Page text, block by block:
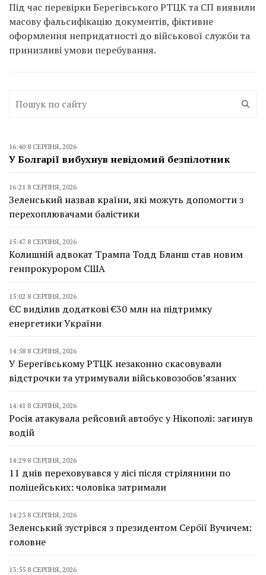
Під час перевірки Берегівського РТЦК та СП виявили
масову фальсифікацію документів, фіктивне
оформлення непридатності до військової служби та
принизливі умови перебування.
16:40 8 СЕРПНЯ, 2026
У Болгарії вибухнув невідомий безпілотник
16:21 8 СЕРПНЯ, 2026
Зеленський назвав країни, які можуть допомогти з
перехоплювачами балістики
15:47 8 СЕРПНЯ, 2026
Колишній адвокат Трампа Тодд Бланш став новим
генпрокурором США
15:02 8 СЕРПНЯ, 2026
ЄС виділив додаткові €30 млн на підтримку
енергетики України
14:58 8 СЕРПНЯ, 2026
У Берегівському РТЦК незаконно скасовували
відстрочки та утримували військовозобов’язаних
14:41 8 СЕРПНЯ, 2026
Росія атакувала рейсовий автобус у Нікополі: загинув
водій
14:29 8 СЕРПНЯ, 2026
11 днів переховувався у лісі після стрілянини по
поліцейських: чоловіка затримали
14:23 8 СЕРПНЯ, 2026
Зеленський зустрівся з президентом Сербії Вучичем:
головне
13:55 8 СЕРПНЯ, 2026